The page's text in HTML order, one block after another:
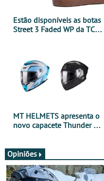
Estão disponíveis as botas
Street 3 Faded WP da TCX
MT HELMETS apresenta o
novo capacete Thunder 4 R
Opiniões